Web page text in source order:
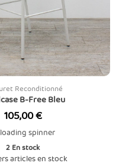
Reconditionné
B-Free Bleu
Prix
105,00 €
2 En stock
articles en stock